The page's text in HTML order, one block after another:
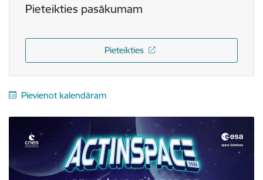
Pieteikties pasākumam
Pieteikties
Pievienot kalendāram